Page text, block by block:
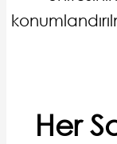
Her